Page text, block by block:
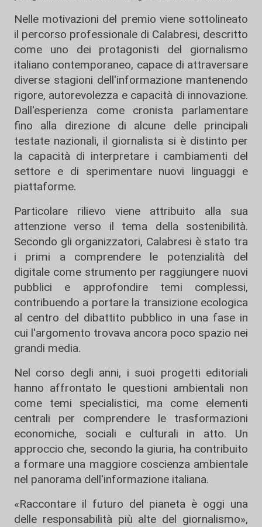
Nelle motivazioni del premio viene sottolineato
il percorso professionale di Calabresi, descritto
come uno dei protagonisti del giornalismo
italiano contemporaneo, capace di attraversare
diverse stagioni dell'informazione mantenendo
rigore, autorevolezza e capacità di innovazione.
Dall'esperienza come cronista parlamentare
fino alla direzione di alcune delle principali
testate nazionali, il giornalista si è distinto per
la capacità di interpretare i cambiamenti del
settore e di sperimentare nuovi linguaggi e
piattaforme.
Particolare rilievo viene attribuito alla sua
attenzione verso il tema della sostenibilità.
Secondo gli organizzatori, Calabresi è stato tra
i primi a comprendere le potenzialità del
digitale come strumento per raggiungere nuovi
pubblici e approfondire temi complessi,
contribuendo a portare la transizione ecologica
al centro del dibattito pubblico in una fase in
cui l'argomento trovava ancora poco spazio nei
grandi media.
Nel corso degli anni, i suoi progetti editoriali
hanno affrontato le questioni ambientali non
come temi specialistici, ma come elementi
centrali per comprendere le trasformazioni
economiche, sociali e culturali in atto. Un
approccio che, secondo la giuria, ha contribuito
a formare una maggiore coscienza ambientale
nel panorama dell'informazione italiana.
«Raccontare il futuro del pianeta è oggi una
delle responsabilità più alte del giornalismo»,